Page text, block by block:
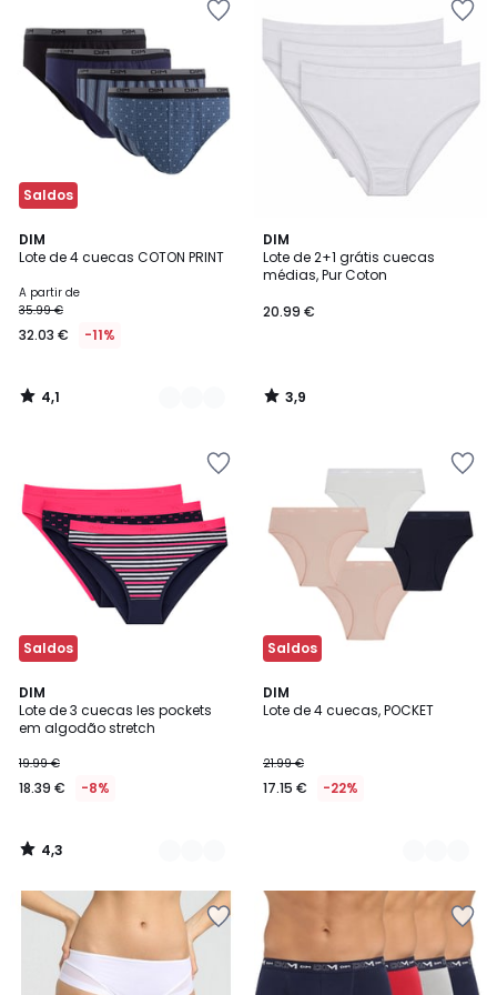
Saldos
DIM
Lote de 4 cuecas COTON PRINT
A partir de
35.99 €
32.03 € -11%
4,1
/ 5
2
Cores
4,1
/
DIM
Lote de 2+1 grátis cuecas
médias, Pur Coton
20.99 €
3,9
/ 5
3,9
/
Saldos
DIM
Lote de 3 cuecas les pockets
em algodão stretch
19.99 €
18.39 € -8%
4,3
/ 5
4
Cores
4,3
/
Saldos
DIM
Lote de 4 cuecas, POCKET
21.99 €
17.15 € -22%
2
Cores